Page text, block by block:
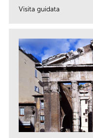
Visita guidata